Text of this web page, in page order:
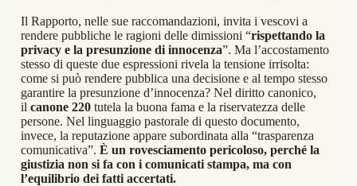
Il Rapporto, nelle sue raccomandazioni, invita i vescovi a
rendere pubbliche le ragioni delle dimissioni “rispettando la
privacy e la presunzione di innocenza”. Ma l’accostamento
stesso di queste due espressioni rivela la tensione irrisolta:
come si può rendere pubblica una decisione e al tempo stesso
garantire la presunzione d’innocenza? Nel diritto canonico,
il canone 220 tutela la buona fama e la riservatezza delle
persone. Nel linguaggio pastorale di questo documento,
invece, la reputazione appare subordinata alla “trasparenza
comunicativa”. È un rovesciamento pericoloso, perché la
giustizia non si fa con i comunicati stampa, ma con
l’equilibrio dei fatti accertati.